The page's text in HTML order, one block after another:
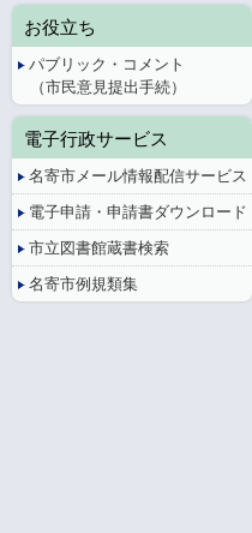
お役立ち
パブリック・コメント
（市民意見提出手続）
電子行政サービス
名寄市メール情報配信サービス
電子申請・申請書ダウンロード
市立図書館蔵書検索
名寄市例規類集